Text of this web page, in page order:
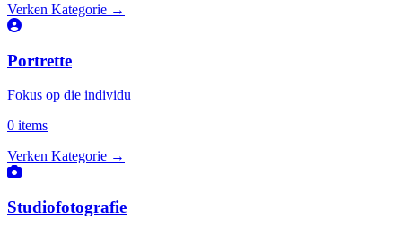
Verken Kategorie →
Portrette
Fokus op die individu
0 items
Verken Kategorie →
Studiofotografie